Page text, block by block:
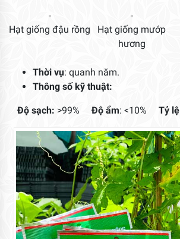
Hạt giống đậu rồng
Hạt giống mướp
hương
Thời vụ: quanh năm.
Thông số kỹ thuật:
Độ sạch: >99%Độ ẩm: <10% Tỷ lệ